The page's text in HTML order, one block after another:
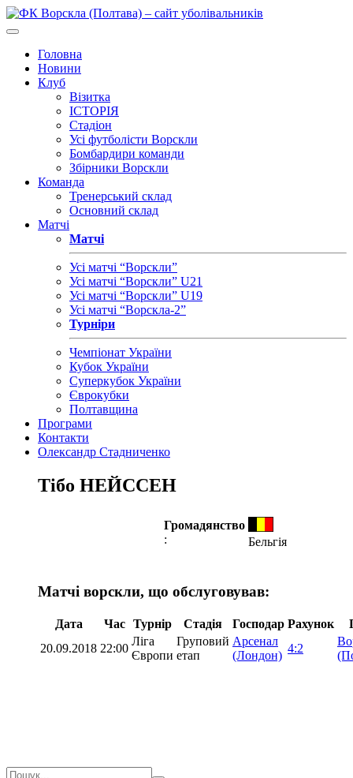
Головна
Новини
Клуб
Візитка
ІСТОРІЯ
Стадіон
Усі футболісти Ворскли
Бомбардири команди
Збірники Ворскли
Команда
Тренерський склад
Основний склад
Матчі
Матчі
Усі матчі “Ворскли”
Усі матчі “Ворскли” U21
Усі матчі “Ворскли” U19
Усі матчі “Ворскла-2”
Турніри
Чемпіонат України
Кубок України
Суперкубок України
Єврокубки
Полтавщина
Програми
Контакти
Олександр Стадниченко
Тібо НЕЙССЕН
Громадянство
:
Бельгія
Матчі ворскли, що обслуговував:
Дата Час Турнір Стадія Господар Рахунок
20.09.2018 22:00
Ліга
Європи
Груповий
етап
Арсенал
(Лондон)
4:2